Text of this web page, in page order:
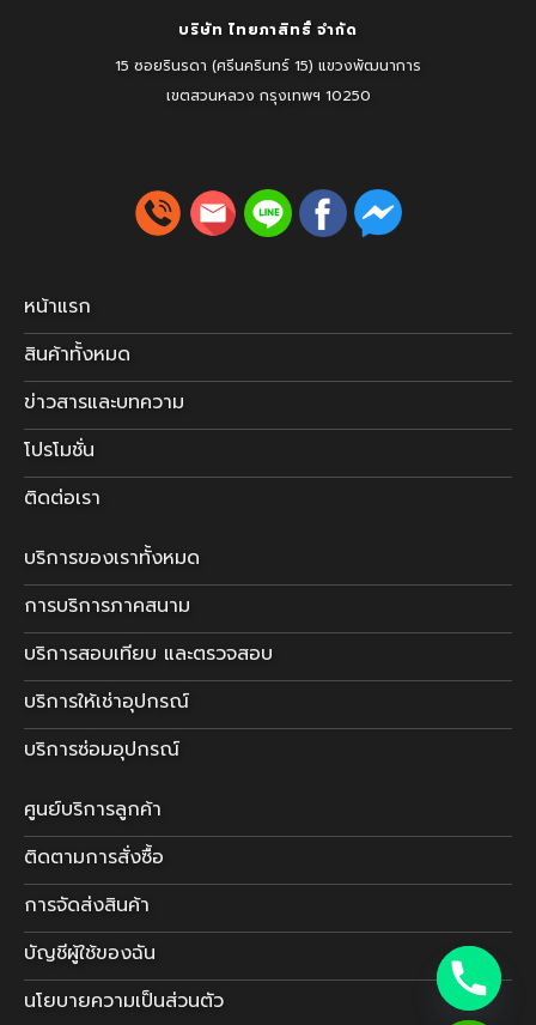
บริษัท ไทยภาสิทธิ์ จำกัด
15 ซอยรินรดา (ศรีนครินทร์ 15) แขวงพัฒนาการ
เขตสวนหลวง กรุงเทพฯ 10250
หน้าแรก
สินค้าทั้งหมด
ข่าวสารและบทความ
โปรโมชั่น
ติดต่อเรา
บริการของเราทั้งหมด
การบริการภาคสนาม
บริการสอบเทียบ และตรวจสอบ
บริการให้เช่าอุปกรณ์
บริการซ่อมอุปกรณ์
ศูนย์บริการลูกค้า
ติดตามการสั่งซื้อ
การจัดส่งสินค้า
บัญชีผู้ใช้ของฉัน
นโยบายความเป็นส่วนตัว